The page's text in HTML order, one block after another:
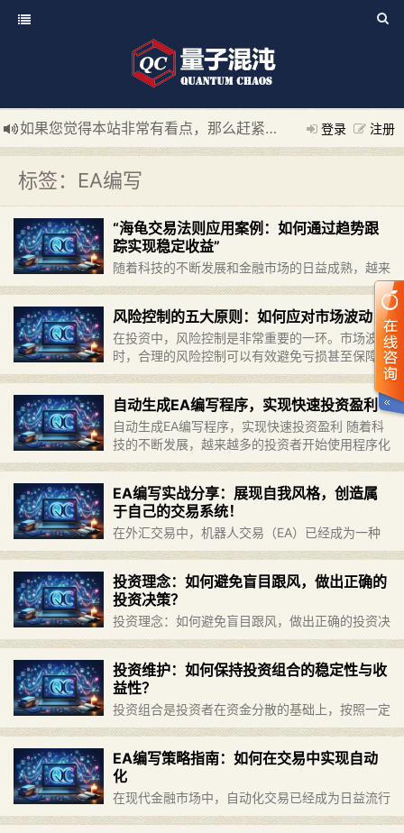
登录 注册
如果您觉得本站非常有看点，那么赶紧使用Ctrl+D 收藏我们吧
新添加量子混沌系统板块，欢迎大家访问！
---“量子混沌系
标签：EA编写
“海龟交易法则应用案例：如何通过趋势跟
踪实现稳定收益”
随着科技的不断发展和金融市场的日益成熟，越来
越多的投资者开始使用机械化交易系统来进行投资
操作。其中，海龟交易法则是一种非常经典和广泛
应用的趋势跟踪交易策略。本文将介绍海龟交易法
则的基本原理和应用案例，……继续阅读 »
风险控制的五大原则：如何应对市场波动
在投资中，风险控制是非常重要的一环。市场波动
时，合理的风险控制可以有效避免亏损甚至保障资
金安全。下面我们将介绍五大原则，让您能够更好
地应对市场波动。 一、分散投资 分散投资是降低
投资风险的一种重要方法……继续阅读 »
自动生成EA编写程序，实现快速投资盈利
自动生成EA编写程序，实现快速投资盈利 随着科
技的不断发展，越来越多的投资者开始使用程序化
交易系统进行投资。而在程序化交易中，
环。编写优秀的E…… 继续阅读 »
EA编写实战分享：展现自我风格，创造属
于自己的交易系统！
在外汇交易中，机器人交易（EA）已经成为一种
常见的交易方式。通过编写自己的EA，可以实现
提升交易效率。但是，如何编写属于自己的EA，
展现个人风格并创造出独特……
投资理念：如何避免盲目跟风，做出正确的
投资决策？
投资理念：如何避免盲目跟风，做出正确的投资决
策？ 投资是一项风险极高的活动，需要投资者经
投资过程中，有很多人会犯下追涨杀跌、盲目跟风
等错误决策，导致损失惨重……
投资维护：如何保持投资组合的稳定性与收
益性？
投资组合是投资者在资金分散的基础上，按照一定
比例和策略选择多样化的投资品种而形成的一种投
提高整体收益性。但是，在维护这种复杂结构的过
程中必须要考虑许多因素，……
EA编写策略指南：如何在交易中实现自动
化
在现代金融市场中，自动化交易已经成为日益流行
的趋势。EA，也就是专家顾问，是一种能够自动